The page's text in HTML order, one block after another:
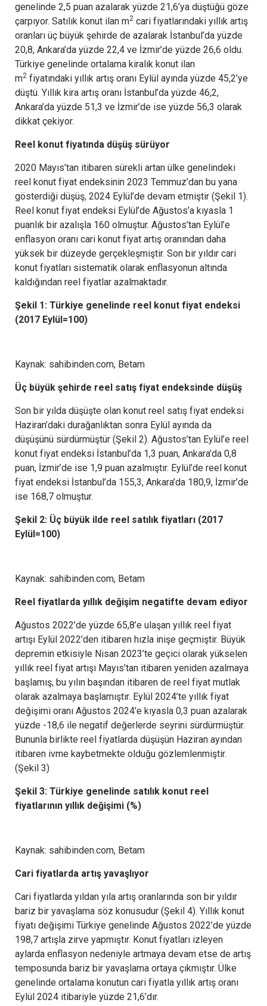
genelinde 2,5 puan azalarak yüzde 21,6’ya düştüğü göze
çarpıyor. Satılık konut ilan m2 cari fiyatlarındaki yıllık artış
oranları üç büyük şehirde de azalarak İstanbul’da yüzde
20,8, Ankara’da yüzde 22,4 ve İzmir’de yüzde 26,6 oldu.
Türkiye genelinde ortalama kiralık konut ilan
m2 fiyatındaki yıllık artış oranı Eylül ayında yüzde 45,2’ye
düştü. Yıllık kira artış oranı İstanbul’da yüzde 46,2,
Ankara’da yüzde 51,3 ve İzmir’de ise yüzde 56,3 olarak
dikkat çekiyor.
Reel konut fiyatında düşüş sürüyor
2020 Mayıs’tan itibaren sürekli artan ülke genelindeki
reel konut fiyat endeksinin 2023 Temmuz’dan bu yana
gösterdiği düşüş, 2024 Eylül’de devam etmiştir (Şekil 1).
Reel konut fiyat endeksi Eylül’de Ağustos’a kıyasla 1
puanlık bir azalışla 160 olmuştur. Ağustos’tan Eylül’e
enflasyon oranı cari konut fiyat artış oranından daha
yüksek bir düzeyde gerçekleşmiştir. Son bir yıldır cari
konut fiyatları sistematik olarak enflasyonun altında
kaldığından reel fiyatlar azalmaktadır.
Şekil 1: Türkiye genelinde reel konut fiyat endeksi
(2017 Eylül=100)
Kaynak: sahibinden.com, Betam
Üç büyük şehirde reel satış fiyat endeksinde düşüş
Son bir yılda düşüşte olan konut reel satış fiyat endeksi
Haziran’daki durağanlıktan sonra Eylül ayında da
düşüşünü sürdürmüştür (Şekil 2). Ağustos’tan Eylül’e reel
konut fiyat endeksi İstanbul’da 1,3 puan, Ankara’da 0,8
puan, İzmir’de ise 1,9 puan azalmıştır. Eylül’de reel konut
fiyat endeksi İstanbul’da 155,3, Ankara’da 180,9, İzmir’de
ise 168,7 olmuştur.
Şekil 2: Üç büyük ilde reel satılık fiyatları (2017
Eylül=100)
Kaynak: sahibinden.com, Betam
Reel fiyatlarda yıllık değişim negatifte devam ediyor
Ağustos 2022’de yüzde 65,8’e ulaşan yıllık reel fiyat
artışı Eylül 2022’den itibaren hızla inişe geçmiştir. Büyük
depremin etkisiyle Nisan 2023’te geçici olarak yükselen
yıllık reel fiyat artışı Mayıs’tan itibaren yeniden azalmaya
başlamış, bu yılın başından itibaren de reel fiyat mutlak
olarak azalmaya başlamıştır. Eylül 2024’te yıllık fiyat
değişimi oranı Ağustos 2024’e kıyasla 0,3 puan azalarak
yüzde -18,6 ile negatif değerlerde seyrini sürdürmüştür.
Bununla birlikte reel fiyatlarda düşüşün Haziran ayından
itibaren ivme kaybetmekte olduğu gözlemlenmiştir.
(Şekil 3)
Şekil 3: Türkiye genelinde satılık konut reel
fiyatlarının yıllık değişimi (%)
Kaynak: sahibinden.com, Betam
Cari fiyatlarda artış yavaşlıyor
Cari fiyatlarda yıldan yıla artış oranlarında son bir yıldır
bariz bir yavaşlama söz konusudur (Şekil 4). Yıllık konut
fiyatı değişimi Türkiye genelinde Ağustos 2022’de yüzde
198,7 artışla zirve yapmıştır. Konut fiyatları izleyen
aylarda enflasyon nedeniyle artmaya devam etse de artış
temposunda bariz bir yavaşlama ortaya çıkmıştır. Ülke
genelinde ortalama konutun cari fiyatla yıllık artış oranı
Eylül 2024 itibariyle yüzde 21,6’dır.